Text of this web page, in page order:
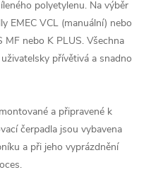
polyetylenu. Na výběr
EMEC VCL (manuální) nebo
nebo K PLUS. Všechna
přívětivá a snadno
a připravené k
čerpadla jsou vybavena
a při jeho vyprázdnění